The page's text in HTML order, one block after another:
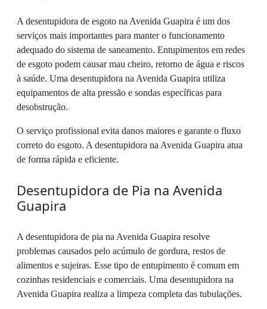
A desentupidora de esgoto na Avenida Guapira é um dos
serviços mais importantes para manter o funcionamento
adequado do sistema de saneamento. Entupimentos em redes
de esgoto podem causar mau cheiro, retorno de água e riscos
à saúde. Uma desentupidora na Avenida Guapira utiliza
equipamentos de alta pressão e sondas específicas para
desobstrução.
O serviço profissional evita danos maiores e garante o fluxo
correto do esgoto. A desentupidora na Avenida Guapira atua
de forma rápida e eficiente.
Desentupidora de Pia na Avenida
Guapira
A desentupidora de pia na Avenida Guapira resolve
problemas causados pelo acúmulo de gordura, restos de
alimentos e sujeiras. Esse tipo de entupimento é comum em
cozinhas residenciais e comerciais. Uma desentupidora na
Avenida Guapira realiza a limpeza completa das tubulações.